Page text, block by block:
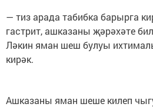
— тиз арада табибка барырга
гастрит, ашказаны җәрәхәте
Ләкин яман шеш булуы
кирәк.
Ашказаны яман шеше килеп